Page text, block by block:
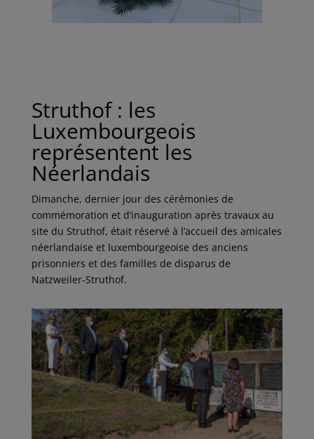
Struthof : les
Luxembourgeois
représentent les
Néerlandais
Dimanche, dernier jour des cérémonies de
commémoration et d’inauguration après travaux au
site du Struthof, était réservé à l’accueil des amicales
néerlandaise et luxembourgeoise des anciens
prisonniers et des familles de disparus de
Natzweiler-Struthof.